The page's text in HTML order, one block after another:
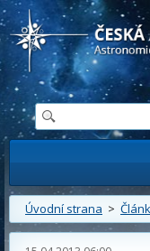
Česká astronomická
Úvodní strana >